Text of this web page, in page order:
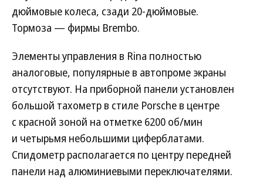
дюймовые колеса, сзади 20-дюймовые.
Тормоза — фирмы Brembo.
Элементы управления в Rina полностью
аналоговые, популярные в автопроме экраны
отсутствуют. На приборной панели установлен
большой тахометр в стиле Porsche в центре
с красной зоной на отметке 6200 об/мин
и четырьмя небольшими циферблатами.
Спидометр располагается по центру передней
панели над алюминиевыми переключателями.